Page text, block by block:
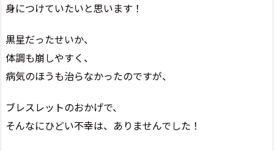
身につけていたいと思います！
黒星だったせいか、
体調も崩しやすく、
病気のほうも治らなかったのですが、
ブレスレットのおかげで、
そんなにひどい不幸は、ありませんでした！